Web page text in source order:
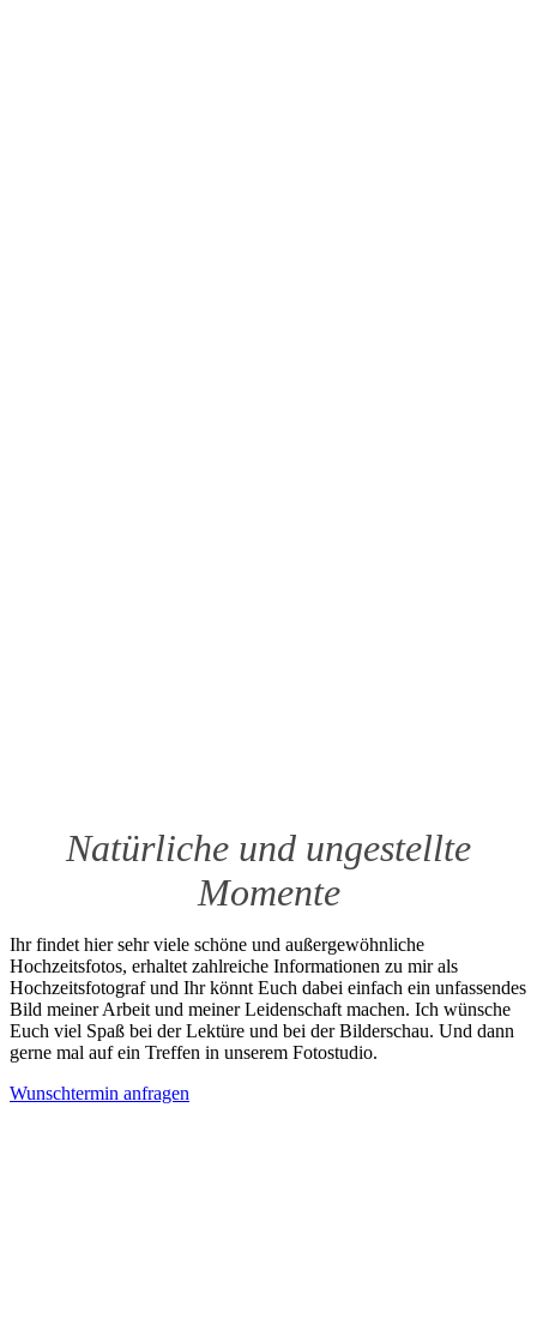
Natürliche und ungestellte
Momente
Ihr findet hier sehr viele schöne und außergewöhnliche
Hochzeitsfotos, erhaltet zahlreiche Informationen zu mir als
Hochzeitsfotograf und Ihr könnt Euch dabei einfach ein unfassendes
Bild meiner Arbeit und meiner Leidenschaft machen. Ich wünsche
Euch viel Spaß bei der Lektüre und bei der Bilderschau. Und dann
gerne mal auf ein Treffen in unserem Fotostudio.
Wunschtermin anfragen